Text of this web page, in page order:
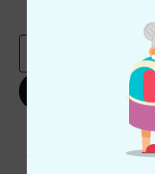
Mit Klick auf „Jetzt
Werbung und einer
Abmeldung ist jederzeit